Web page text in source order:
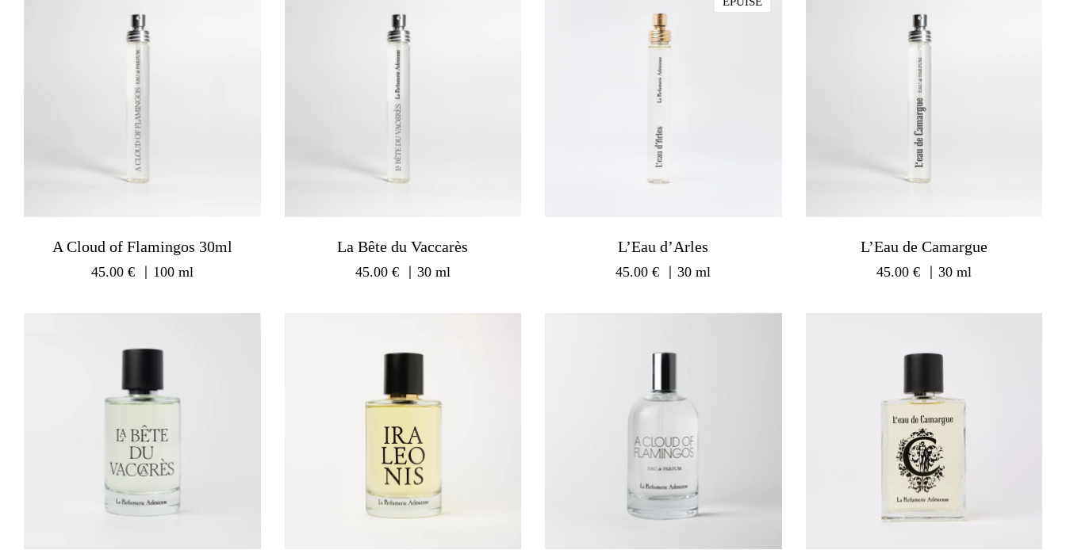
A Cloud of Flamingos 30ml
45.00 € ｜100 ml
La Bête du Vaccarès
45.00 € ｜30 ml
L’Eau d’Arles
45.00€ ｜30 ml
L’Eau de Camargue
45.00 € ｜30 ml